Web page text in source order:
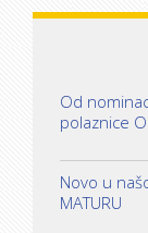
Od
polaznice
Novo u
MATURU